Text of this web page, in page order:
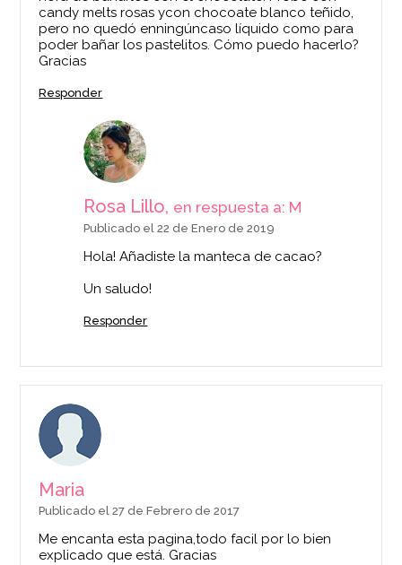
candy melts rosas ycon chocoate blanco teñido,
pero no quedó enningúncaso líquido como para
poder bañar los pastelitos. Cómo puedo hacerlo?
Gracias
Responder
Rosa Lillo, en respuesta a: M
Publicado el 22 de Enero de 2019
Hola! Añadiste la manteca de cacao?
Un saludo!
Responder
Maria
Publicado el 27 de Febrero de 2017
Me encanta esta pagina,todo facil por lo bien
explicado que está. Gracias